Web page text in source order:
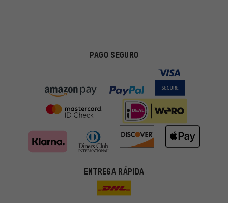
PAGO SEGURO
ENTREGA RÁPIDA